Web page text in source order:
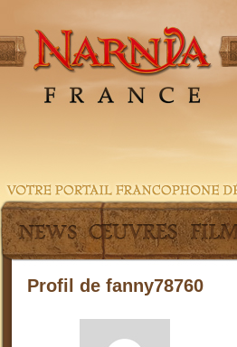
Profil de fanny78760